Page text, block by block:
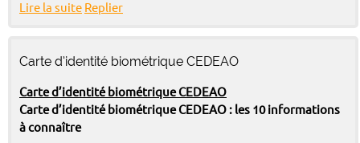
Lire la suite Replier
Carte d’identité biométrique CEDEAO
Carte d’identité biométrique CEDEAO
Carte d’identité biométrique CEDEAO : les 10 informations
à connaître